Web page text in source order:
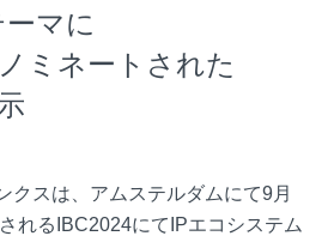
ーマに
ミネートされた
クスは、アムステルダムにて9月
れるIBC2024にてIPエコシステム